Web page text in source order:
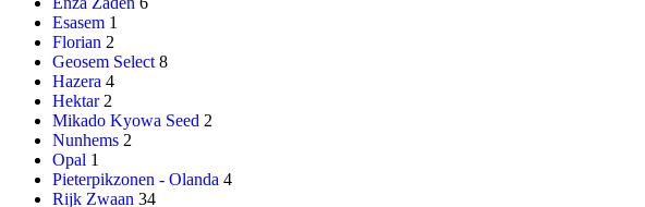
Esasem 1
Florian 2
Geosem Select 8
Hazera 4
Hektar 2
Mikado Kyowa Seed 2
Nunhems 2
Opal 1
Pieterpikzonen - Olanda 4
Rijk Zwaan 34